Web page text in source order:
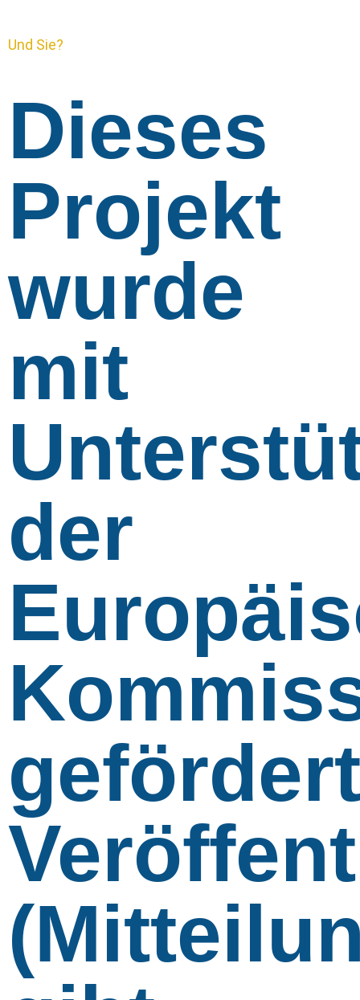
Und Sie?
Dieses
Projekt
wurde
mit
der